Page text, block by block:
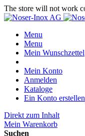
The store will not work
Menu
Menu
Mein Wunschzettel
Mein Konto
Anmelden
Kataloge
Ein Konto erstellen
Direkt zum Inhalt
Mein Warenkorb
Suchen